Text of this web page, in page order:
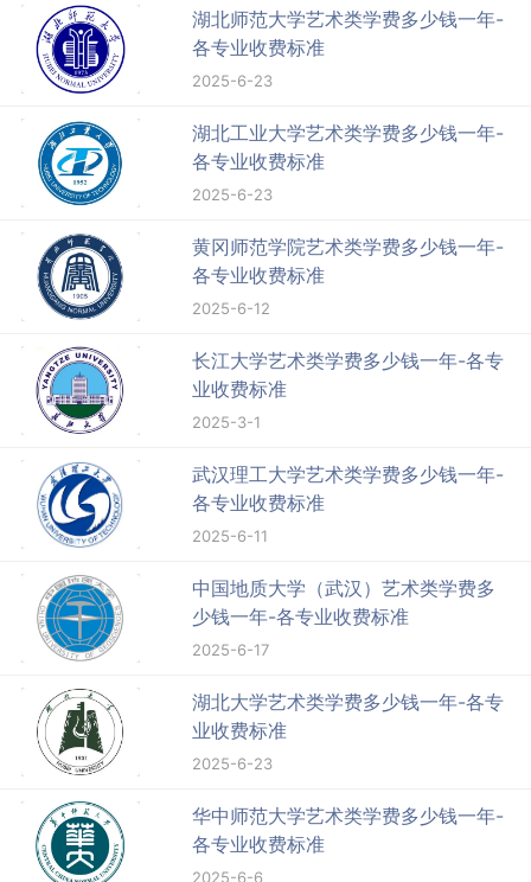
湖北师范大学艺术类学费多少钱一年-
各专业收费标准
2025-6-23
湖北工业大学艺术类学费多少钱一年-
各专业收费标准
2025-6-23
黄冈师范学院艺术类学费多少钱一年-
各专业收费标准
2025-6-12
长江大学艺术类学费多少钱一年-各专
业收费标准
2025-3-1
武汉理工大学艺术类学费多少钱一年-
各专业收费标准
2025-6-11
中国地质大学（武汉）艺术类学费多
少钱一年-各专业收费标准
2025-6-17
湖北大学艺术类学费多少钱一年-各专
业收费标准
2025-6-23
华中师范大学艺术类学费多少钱一年-
各专业收费标准
2025-6-6